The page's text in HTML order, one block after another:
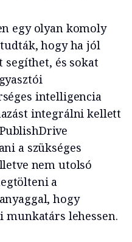
egy olyan komoly
hogy ha jól
és sokat
intelligencia
integrálni kellett
a szükséges
nem utolsó
a
hogy
munkatárs lehessen.